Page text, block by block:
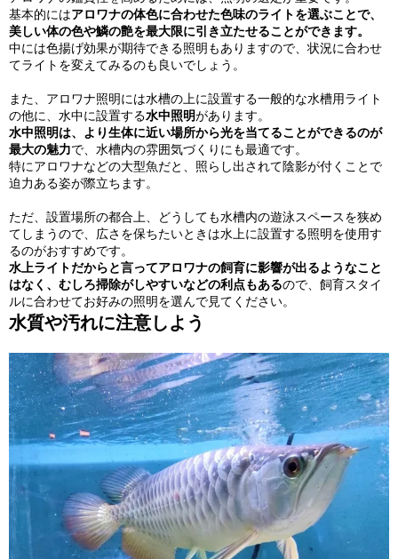
基本的にはアロワナの体色に合わせた色味のライトを選ぶことで、
美しい体の色や鱗の艶を最大限に引き立たせることができます。
中には色揚げ効果が期待できる照明もありますので、状況に合わせ
てライトを変えてみるのも良いでしょう。
また、アロワナ照明には水槽の上に設置する一般的な水槽用ライト
の他に、水中に設置する水中照明があります。
水中照明は、より生体に近い場所から光を当てることができるのが
最大の魅力で、水槽内の雰囲気づくりにも最適です。
特にアロワナなどの大型魚だと、照らし出されて陰影が付くことで
迫力ある姿が際立ちます。
ただ、設置場所の都合上、どうしても水槽内の遊泳スペースを狭め
てしまうので、広さを保ちたいときは水上に設置する照明を使用す
るのがおすすめです。
水上ライトだからと言ってアロワナの飼育に影響が出るようなこと
はなく、むしろ掃除がしやすいなどの利点もあるので、飼育スタイ
ルに合わせてお好みの照明を選んで見てください。
水質や汚れに注意しよう